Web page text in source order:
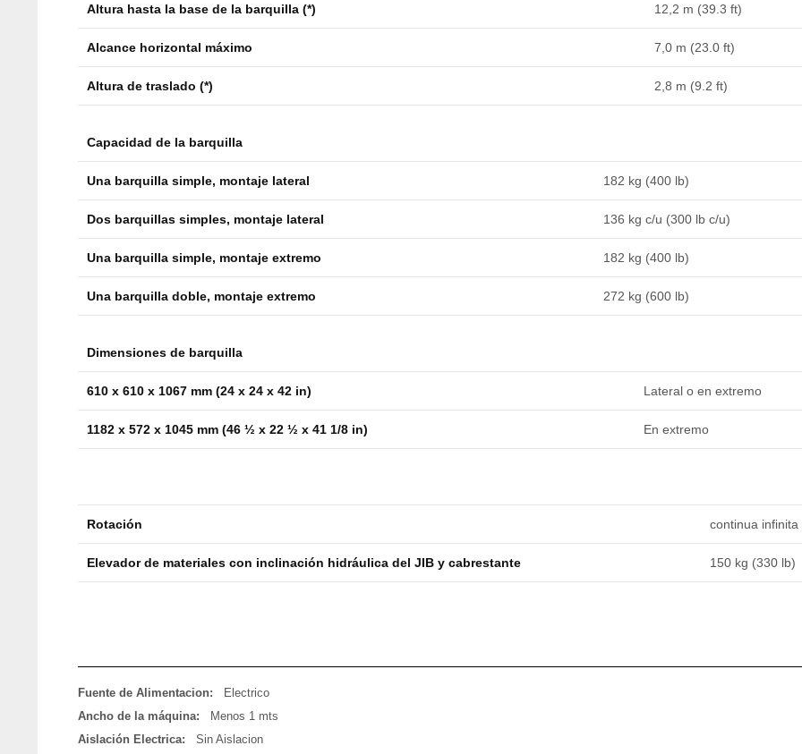
Altura hasta la base de la barquilla (*) 12,2 m (39.3 ft)
Alcance horizontal máximo 7,0 m (23.0 ft)
Altura de traslado (*) 2,8 m (9.2 ft)
Capacidad de la barquilla
Una barquilla simple, montaje lateral 182 kg (400 lb)
Dos barquillas simples, montaje lateral 136 kg c/u (300 lb c/u)
Una barquilla simple, montaje extremo 182 kg (400 lb)
Una barquilla doble, montaje extremo 272 kg (600 lb)
Dimensiones de barquilla
610 x 610 x 1067 mm (24 x 24 x 42 in) Lateral o en extremo
1182 x 572 x 1045 mm (46 ½ x 22 ½ x 41 1/8 in) En extremo
Rotación continua infinita
Elevador de materiales con inclinación hidráulica del JIB y cabrestante 150 kg (330 lb)
Fuente de Alimentacion:
Electrico
Ancho de la máquina:
Menos 1 mts
Aislación Electrica:
Sin Aislacion